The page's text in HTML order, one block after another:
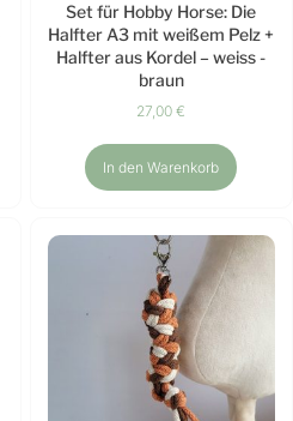
Set für Hobby Horse: Die
Halfter A3 mit weißem Pelz +
Halfter aus Kordel – weiss -
braun
27,00€
In den Warenkorb